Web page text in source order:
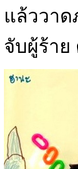
แล้ววา
จับผู้ร้าย